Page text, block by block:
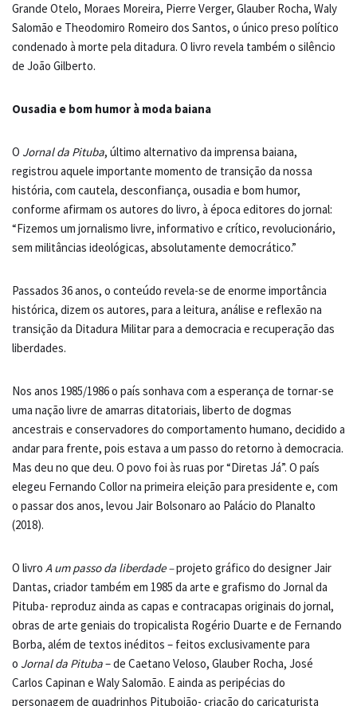
Grande Otelo, Moraes Moreira, Pierre Verger, Glauber Rocha, Waly
Salomão e Theodomiro Romeiro dos Santos, o único preso político
condenado à morte pela ditadura. O livro revela também o silêncio
de João Gilberto.
Ousadia e bom humor à moda baiana
O Jornal da Pituba, último alternativo da imprensa baiana,
registrou aquele importante momento de transição da nossa
história, com cautela, desconfiança, ousadia e bom humor,
conforme afirmam os autores do livro, à época editores do jornal:
“Fizemos um jornalismo livre, informativo e crítico, revolucionário,
sem militâncias ideológicas, absolutamente democrático.”
Passados 36 anos, o conteúdo revela-se de enorme importância
histórica, dizem os autores, para a leitura, análise e reflexão na
transição da Ditadura Militar para a democracia e recuperação das
liberdades.
Nos anos 1985/1986 o país sonhava com a esperança de tornar-se
uma nação livre de amarras ditatoriais, liberto de dogmas
ancestrais e conservadores do comportamento humano, decidido a
andar para frente, pois estava a um passo do retorno à democracia.
Mas deu no que deu. O povo foi às ruas por “Diretas Já”. O país
elegeu Fernando Collor na primeira eleição para presidente e, com
o passar dos anos, levou Jair Bolsonaro ao Palácio do Planalto
(2018).
O livro A um passo da liberdade –projeto gráfico do designer Jair
Dantas, criador também em 1985 da arte e grafismo do Jornal da
Pituba- reproduz ainda as capas e contracapas originais do jornal,
obras de arte geniais do tropicalista Rogério Duarte e de Fernando
Borba, além de textos inéditos – feitos exclusivamente para
o Jornal da Pituba– de Caetano Veloso, Glauber Rocha, José
Carlos Capinan e Waly Salomão. E ainda as peripécias do
personagem de quadrinhos Pituboião- criação do caricaturista